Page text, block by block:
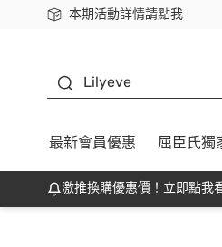
本期活動詳情請點我
下載app最高回饋$350
Lilyeve
最新會員優惠 屈臣氏獨
激推換購優惠價！立即點我